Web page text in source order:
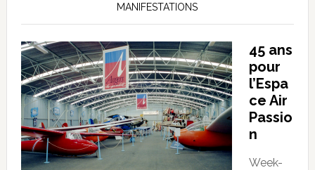
MANIFESTATIONS
45 ans
pour
l’Espa
ce Air
Passio
n
Week-